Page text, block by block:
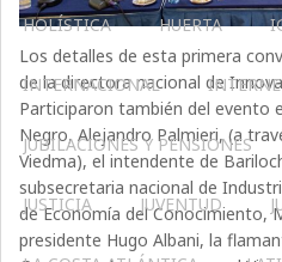
HOLÍSTICA HUERTA
INTERNACIONAL
JUBILACIONES Y PENSIONES
JUSTICIA JUVENTUD
Los detalles de esta primera
de la directora nacional de
Participaron también del evento
Negro, Alejandro Palmieri, (a
Viedma), el intendente de
subsecretaria nacional de
de Economía del Conocimiento,
presidente Hugo Albani, la